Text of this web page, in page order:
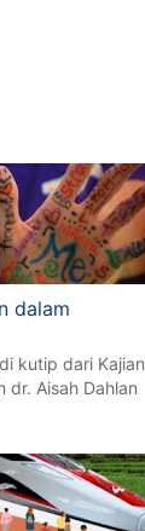
dalam
kutip dari Kajian
dr. Aisah Dahlan